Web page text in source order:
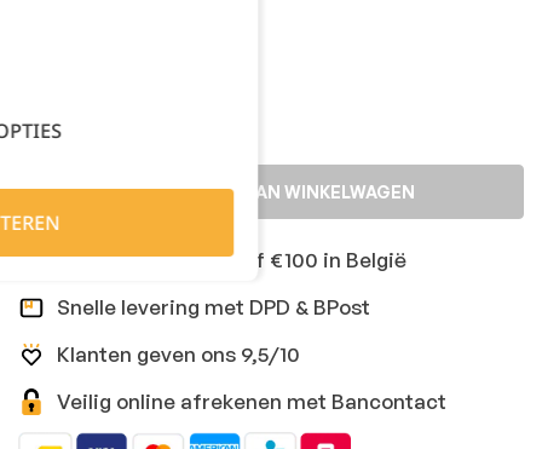
TOEVOEGEN AAN WINKELWAGEN
Gratis levering vanaf €100 in België
Snelle levering met DPD & BPost
Klanten geven ons 9,5/10
Veilig online afrekenen met Bancontact